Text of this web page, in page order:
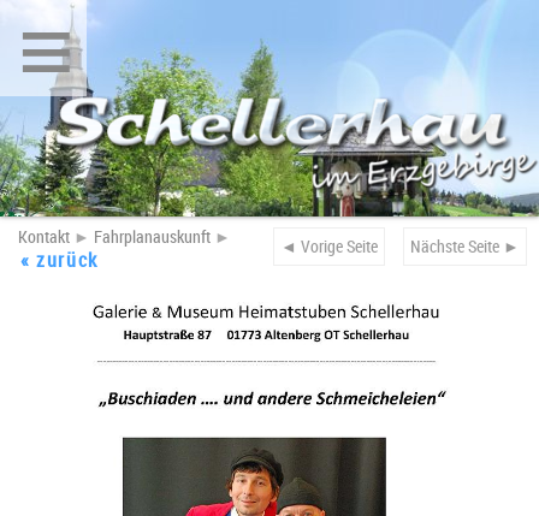
Kontakt ► Fahrplanauskunft ► Nächste Seite ►
◄ Vorige Seite
« zurück
≡